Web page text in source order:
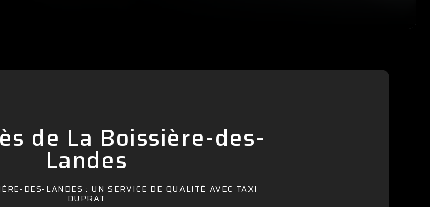
de La Boissière-des-
Landes
DES-LANDES : UN SERVICE DE QUALITÉ AVEC TAXI
DUPRAT